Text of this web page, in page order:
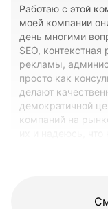
Работаю с этой
моей компании
день многими
SEO,
рекламы,
просто как
делают
демократичной
компаний на